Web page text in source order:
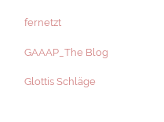
fernetzt
GAAAP_The Blog
Glottis Schläge